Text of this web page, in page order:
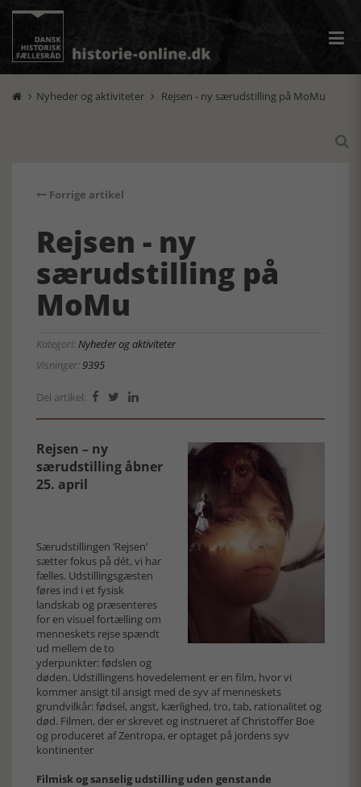
 Nyheder og aktiviteter  Rejsen - ny særudstilling på MoMu

Forrige artikel
Rejsen - ny
særudstilling på
MoMu
Kategori:Nyheder og aktiviteter
Visninger:9395
Del artikel:   
Rejsen – ny
særudstilling åbner
25. april
Særudstillingen ’Rejsen’
sætter fokus på dét, vi har
fælles. Udstillingsgæsten
føres ind i et fysisk
landskab og præsenteres
for en visuel fortælling om
menneskets rejse spændt
ud mellem de to
yderpunkter: fødslen og
døden. Udstillingens hovedelement er en film, hvor vi
kommer ansigt til ansigt med de syv af menneskets
grundvilkår: fødsel, angst, kærlighed, tro, tab, rationalitet og
død. Filmen, der er skrevet og instrueret af Christoffer Boe
og produceret af Zentropa, er optaget på jordens syv
kontinenter
Filmisk og sanselig udstilling uden genstande